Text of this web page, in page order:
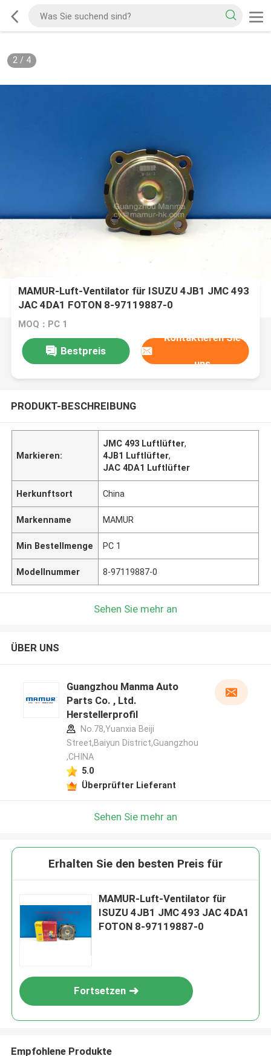
2/ 4
MAMUR-Luft-Ventilator für ISUZU 4JB1 JMC 493
JAC 4DA1 FOTON 8-97119887-0
MOQ：PC 1
Bestpreis
Kontaktieren Sie
uns
PRODUKT-BESCHREIBUNG
Markieren:
JMC 493 Luftlüfter,
4JB1 Luftlüfter,
JAC 4DA1 Luftlüfter
Herkunftsort China
Markenname MAMUR
Min Bestellmenge PC 1
Modellnummer 8-97119887-0
Sehen Sie mehr an
ÜBER UNS
Guangzhou Manma Auto
Parts Co. , Ltd.
Herstellerprofil
No.78,Yuanxia Beiji
Street,Baiyun District,Guangzhou
,CHINA
5.0
Überprüfter Lieferant
Sehen Sie mehr an
Erhalten Sie den besten Preis für
MAMUR-Luft-Ventilator für
ISUZU 4JB1 JMC 493 JAC 4DA1
FOTON 8-97119887-0
Fortsetzen
Empfohlene Produkte